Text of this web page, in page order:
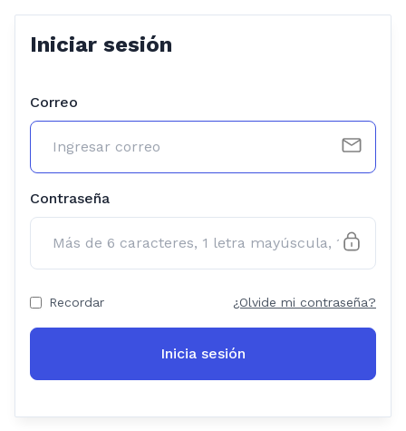
Iniciar sesión
Correo
Contraseña
Recordar ¿Olvide mi contraseña?